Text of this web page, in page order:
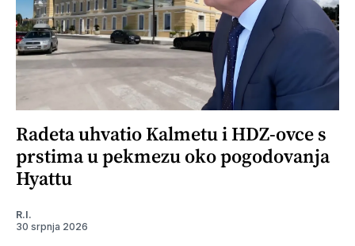
Radeta uhvatio Kalmetu i HDZ-ovce s
prstima u pekmezu oko pogodovanja
Hyattu
R.I.
30 srpnja 2026